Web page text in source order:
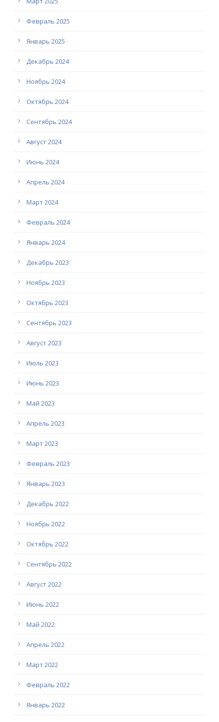
Февраль 2025
Январь 2025
Декабрь 2024
Ноябрь 2024
Октябрь 2024
Сентябрь 2024
Август 2024
Июнь 2024
Апрель 2024
Март 2024
Февраль 2024
Январь 2024
Декабрь 2023
Ноябрь 2023
Октябрь 2023
Сентябрь 2023
Август 2023
Июль 2023
Июнь 2023
Май 2023
Апрель 2023
Март 2023
Февраль 2023
Январь 2023
Декабрь 2022
Ноябрь 2022
Октябрь 2022
Сентябрь 2022
Август 2022
Июнь 2022
Май 2022
Апрель 2022
Март 2022
Февраль 2022
Январь 2022